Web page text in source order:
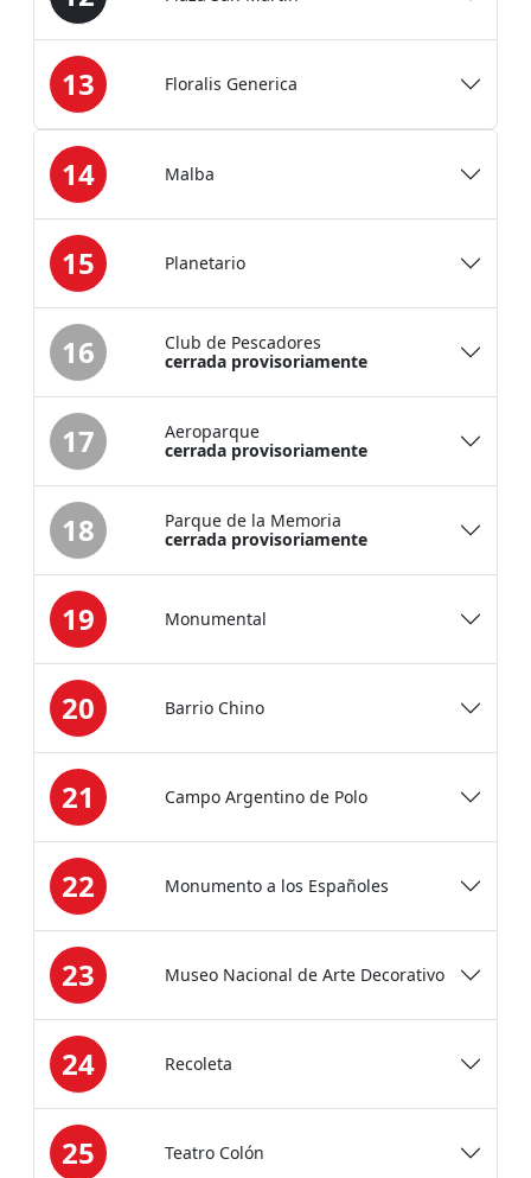
13 Floralis Generica
14 Malba
15 Planetario
16
Club de Pescadores
cerrada provisoriamente
17
Aeroparque
cerrada provisoriamente
18
Parque de la Memoria
cerrada provisoriamente
19 Monumental
20 Barrio Chino
21 Campo Argentino de Polo
22 Monumento a los Españoles
23 Museo Nacional de Arte Decorativo
24 Recoleta
25 Teatro Colón